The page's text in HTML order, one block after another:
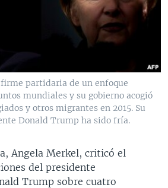
CULTURA
VOA
partidaria de un enfoque
mundiales y su gobierno acogió
y otros migrantes en 2015. Su
Donald Trump ha sido fría.
Angela Merkel, criticó el
del presidente
Trump sobre cuatro